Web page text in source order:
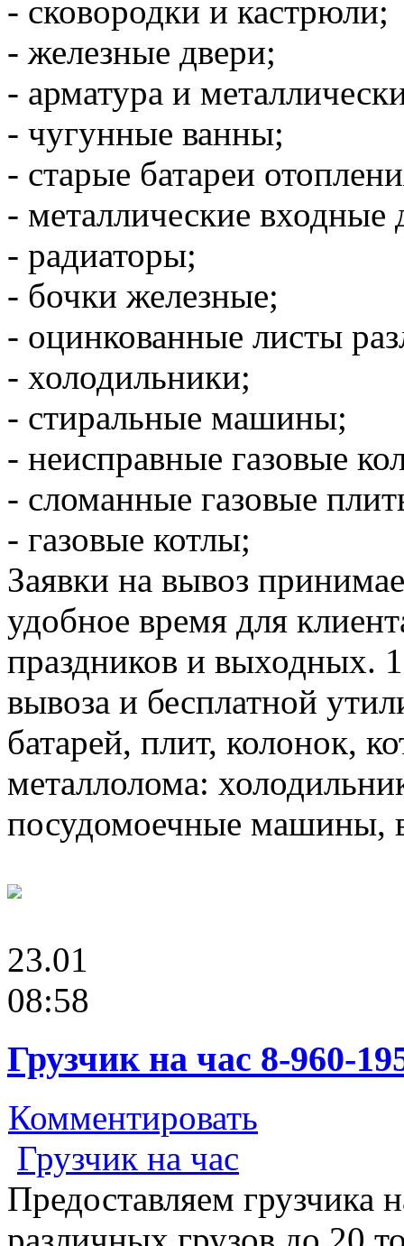
- сковородки и кастрюли;
- железные двери;
- арматура и
- чугунные ванны;
- старые батареи
- металлические входные
- радиаторы;
- бочки железные;
- оцинкованные листы
- холодильники;
- стиральные машины;
- неисправные газовые
- сломанные газовые
- газовые котлы;
Заявки на вывоз
удобное время для
праздников и выходных.
вывоза и бесплатной
батарей, плит, колонок,
металлолома:
посудомоечные машины,
23.01
08:58
Грузчик на час 8-960-
Комментировать
Грузчик на час
Предоставляем грузчика